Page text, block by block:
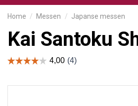
Home Messen Japanse messen
Kai Santoku